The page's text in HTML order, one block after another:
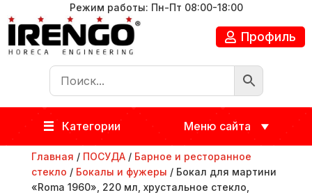
Режим работы: Пн-Пт 08:00-18:00
Профиль
Категории Меню сайта
Главная / ПОСУДА/ Барное и ресторанное
стекло / Бокалы и фужеры / Бокал для мартини
«Roma 1960», 220 мл, хрустальное стекло,